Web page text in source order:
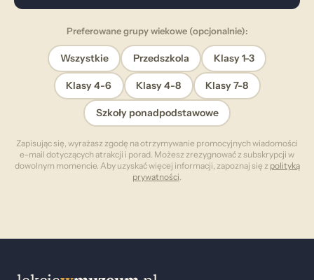
Preferowane grupy wiekowe (opcjonalnie):
Wszystkie Przedszkola Klasy 1-3
Klasy 4-6 Klasy 4-8 Klasy 7-8
Szkoły ponadpodstawowe
Zapisując się, wyrażasz zgodę na otrzymywanie promocyjnych wiadomości
e-mail dotyczących atrakcji i porad. Możesz zrezygnować z subskrypcji w
dowolnym momencie. Aby uzyskać więcej informacji, zapoznaj się z polityką
prywatności